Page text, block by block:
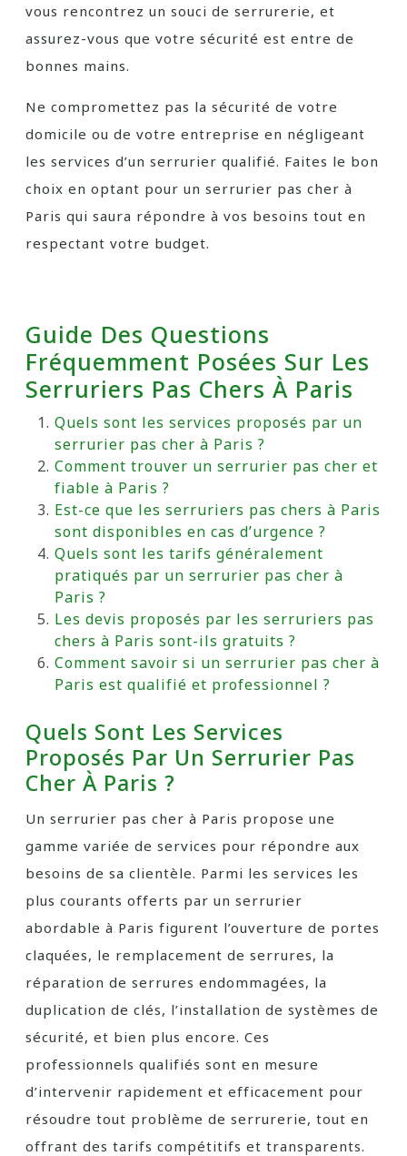
vous rencontrez un souci de serrurerie, et
assurez-vous que votre sécurité est entre de
bonnes mains.
Ne compromettez pas la sécurité de votre
domicile ou de votre entreprise en négligeant
les services d’un serrurier qualifié. Faites le bon
choix en optant pour un serrurier pas cher à
Paris qui saura répondre à vos besoins tout en
respectant votre budget.
Guide Des Questions
Fréquemment Posées Sur Les
Serruriers Pas Chers À Paris
Quels sont les services proposés par un
serrurier pas cher à Paris ?
Comment trouver un serrurier pas cher et
fiable à Paris ?
Est-ce que les serruriers pas chers à Paris
sont disponibles en cas d’urgence ?
Quels sont les tarifs généralement
pratiqués par un serrurier pas cher à
Paris ?
Les devis proposés par les serruriers pas
chers à Paris sont-ils gratuits ?
Comment savoir si un serrurier pas cher à
Paris est qualifié et professionnel ?
Quels Sont Les Services
Proposés Par Un Serrurier Pas
Cher À Paris ?
Un serrurier pas cher à Paris propose une
gamme variée de services pour répondre aux
besoins de sa clientèle. Parmi les services les
plus courants offerts par un serrurier
abordable à Paris figurent l’ouverture de portes
claquées, le remplacement de serrures, la
réparation de serrures endommagées, la
duplication de clés, l’installation de systèmes de
sécurité, et bien plus encore. Ces
professionnels qualifiés sont en mesure
d’intervenir rapidement et efficacement pour
résoudre tout problème de serrurerie, tout en
offrant des tarifs compétitifs et transparents.